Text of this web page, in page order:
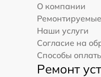
О компании
Наши услуги
Согласие на
Способы
Ремонт